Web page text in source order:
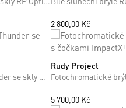
2 800,00 Kč
Černé sluneční brýle Rudy Project Thunder se skly RP Optics Smoke Black
Rudy Project
5 700,00 Kč